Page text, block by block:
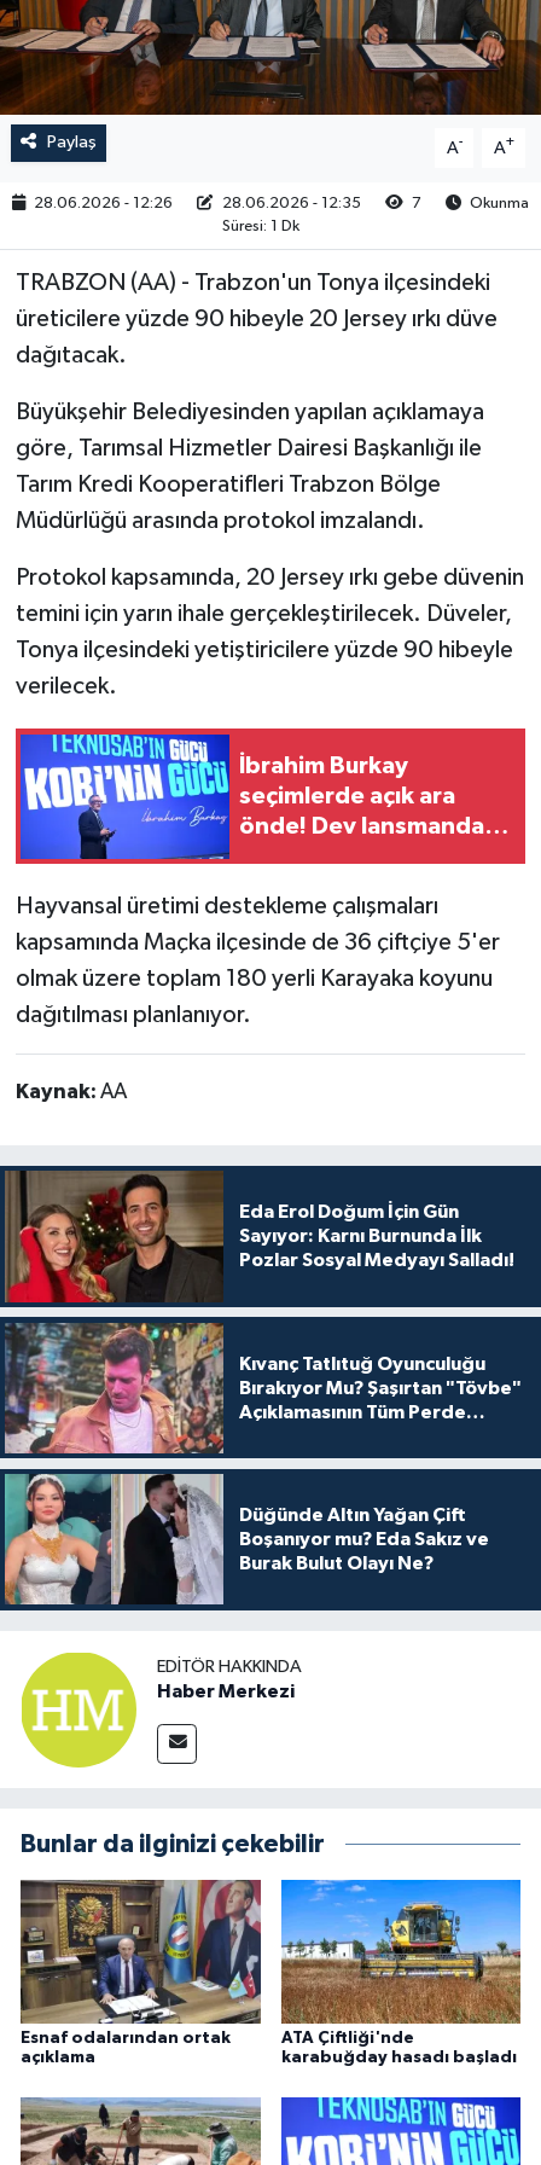
Paylaş A- A+
28.06.2026 - 12:26 28.06.2026 - 12:35 7
Okunma
Süresi: 1 Dk
TRABZON (AA) - Trabzon'un Tonya ilçesindeki
üreticilere yüzde 90 hibeyle 20 Jersey ırkı düve
dağıtacak.
Büyükşehir Belediyesinden yapılan açıklamaya
göre, Tarımsal Hizmetler Dairesi Başkanlığı ile
Tarım Kredi Kooperatifleri Trabzon Bölge
Müdürlüğü arasında protokol imzalandı.
Protokol kapsamında, 20 Jersey ırkı gebe düvenin
temini için yarın ihale gerçekleştirilecek. Düveler,
Tonya ilçesindeki yetiştiricilere yüzde 90 hibeyle
verilecek.
İbrahim Burkay
seçimlerde açık ara
önde! Dev lansmanda
Hayvansal üretimi destekleme çalışmaları
kapsamında Maçka ilçesinde de 36 çiftçiye 5'er
olmak üzere toplam 180 yerli Karayaka koyunu
dağıtılması planlanıyor.
Kaynak: AA
Eda Erol Doğum İçin Gün
Sayıyor: Karnı Burnunda İlk
Pozlar Sosyal Medyayı Salladı!
Kıvanç Tatlıtuğ Oyunculuğu
Bırakıyor Mu? Şaşırtan "Tövbe"
Açıklamasının Tüm Perde
Düğünde Altın Yağan Çift
Boşanıyor mu? Eda Sakız ve
Burak Bulut Olayı Ne?
EDITÖR HAKKINDA
Haber Merkezi
Bunlar da ilginizi çekebilir
Esnaf odalarından ortak
açıklama
ATA Çiftliği'nde
karabuğday hasadı başladı
RESMİ İLAN